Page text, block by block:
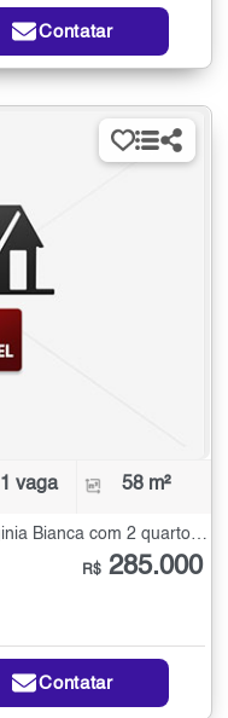
Contatar
1 vaga 58 m²
Apartamento à Venda no Jardim Virginia Bianca com 2 quartos - 58 m²
R$ 285.000
Contatar